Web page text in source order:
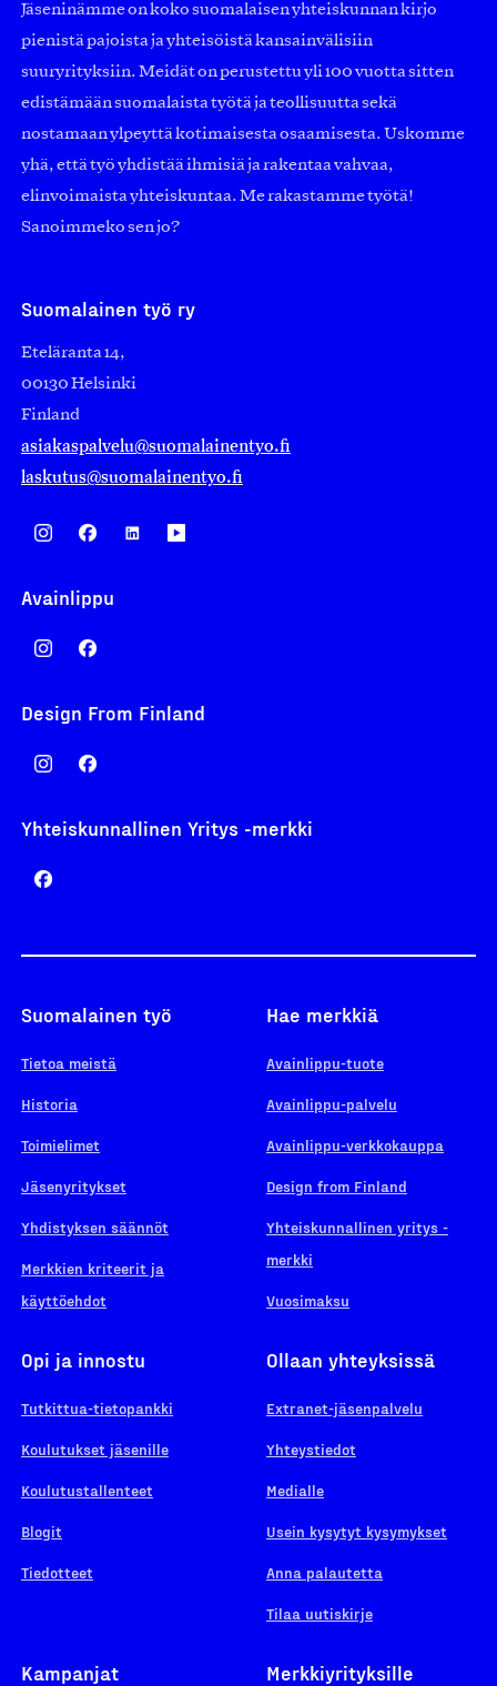
Jäseninämme on koko suomalaisen yhteiskunnan kirjo
pienistä pajoista ja yhteisöistä kansainvälisiin
suuryrityksiin. Meidät on perustettu yli 100 vuotta sitten
edistämään suomalaista työtä ja teollisuutta sekä
nostamaan ylpeyttä kotimaisesta osaamisesta. Uskomme
yhä, että työ yhdistää ihmisiä ja rakentaa vahvaa,
elinvoimaista yhteiskuntaa. Me rakastamme työtä!
Sanoimmeko sen jo?
Suomalainen työ ry
Eteläranta 14,
00130 Helsinki
Finland
asiakaspalvelu@suomalainentyo.fi
laskutus@suomalainentyo.fi
Avainlippu
Design From Finland
Yhteiskunnallinen Yritys -merkki
Suomalainen työ
Tietoa meistä
Historia
Toimielimet
Jäsenyritykset
Yhdistyksen säännöt
Merkkien kriteerit ja
käyttöehdot
Hae merkkiä
Avainlippu-tuote
Avainlippu-palvelu
Avainlippu-verkkokauppa
Design from Finland
Yhteiskunnallinen yritys -
merkki
Vuosimaksu
Opi ja innostu
Tutkittua-tietopankki
Koulutukset jäsenille
Koulutustallenteet
Blogit
Tiedotteet
Ollaan yhteyksissä
Extranet-jäsenpalvelu
Yhteystiedot
Medialle
Usein kysytyt kysymykset
Anna palautetta
Tilaa uutiskirje
Kampanjat Merkkiyrityksille